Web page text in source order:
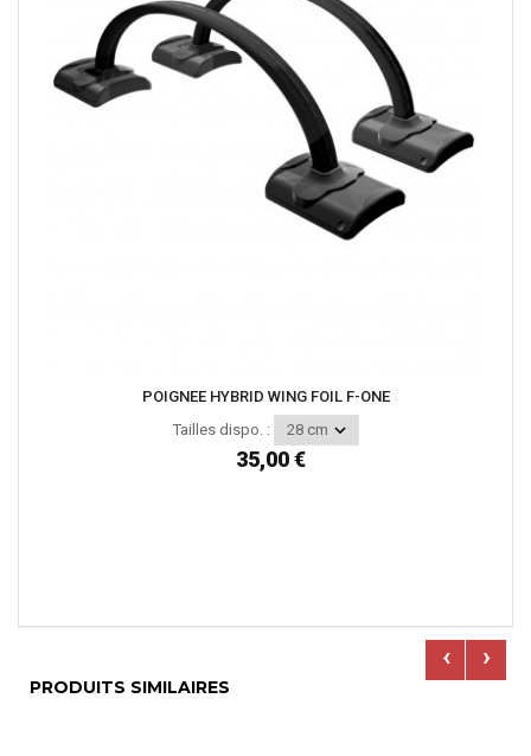
POIGNEE HYBRID WING FOIL F-ONE
Tailles dispo. :
35,00 €
PRODUITS SIMILAIRES
‹ ›